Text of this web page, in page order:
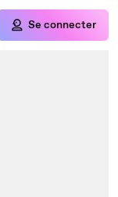
Se connecter